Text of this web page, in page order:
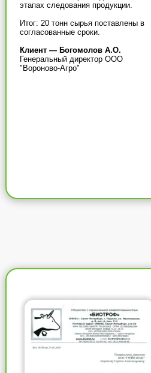
этапах следования продукции.
Итог: 20 тонн сырья поставлены в
согласованные сроки.
Клиент — Богомолов А.О.
Генеральный директор ООО
"Вороново-Агро"